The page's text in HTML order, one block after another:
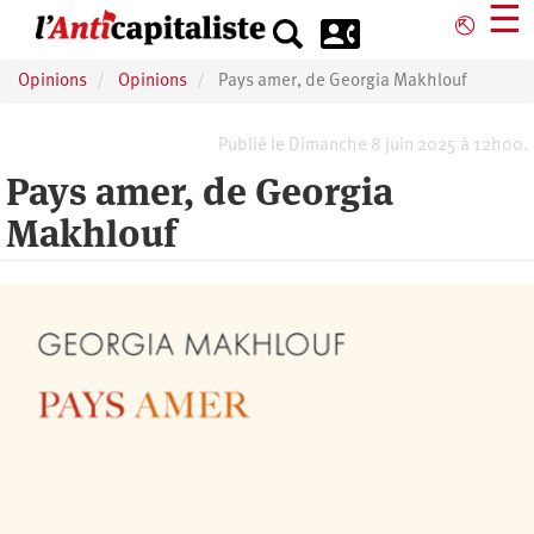
principal
⎋ ☰
Opinions Opinions Pays amer, de Georgia Makhlouf
Publié le Dimanche 8 juin 2025 à 12h00.
Pays amer, de Georgia
Makhlouf